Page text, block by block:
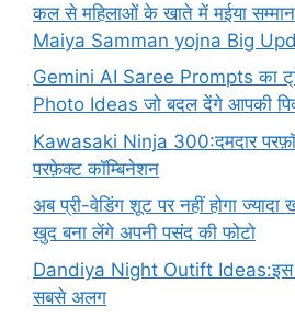
कल से महिलाओं के खाते में मईया सम्मान
Maiya Samman yojna Big
Gemini AI Saree Prompts का
Photo Ideas जो बदल देंगे आपकी
Kawasaki Ninja 300:दमदार
परफ़ेक्ट कॉम्बिनेशन
अब प्री-वेडिंग शूट पर नहीं होगा
खुद बना लेंगे अपनी पसंद की फोटो
Dandiya Night Outift Ideas:इस
सबसे अलग